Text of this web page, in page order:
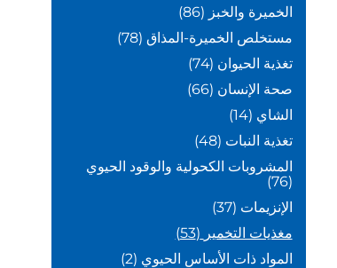
الخميرة والخبز (86)
مستخلص الخميرة-المذاق (78)
تغذية الحيوان (74)
صحة الإنسان (66)
الشاي (14)
تغذية النبات (48)
المشروبات الكحولية والوقود الحيوي
(76)
الإنزيمات (37)
مغذيات التخمير (53)
المواد ذات الأساس الحيوي (2)